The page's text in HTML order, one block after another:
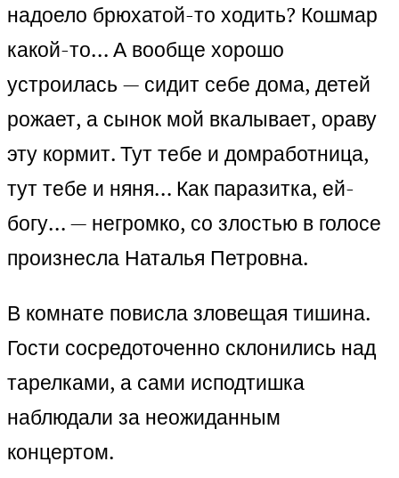
надоело брюхатой-то ходить? Кошмар
какой-то… А вообще хорошо
устроилась — сидит себе дома, детей
рожает, а сынок мой вкалывает, ораву
эту кормит. Тут тебе и домработница,
тут тебе и няня… Как паразитка, ей-
богу… — негромко, со злостью в голосе
произнесла Наталья Петровна.
В комнате повисла зловещая тишина.
Гости сосредоточенно склонились над
тарелками, а сами исподтишка
наблюдали за неожиданным
концертом.